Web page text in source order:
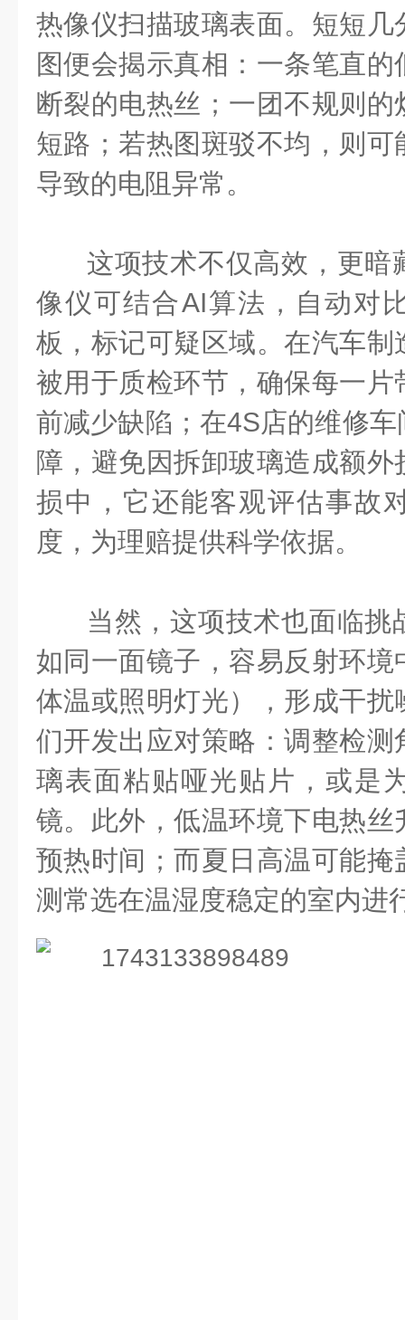
热像仪扫描玻璃表面。短短
图便会揭示真相：一条笔直
断裂的电热丝；一团不规则
短路；若热图斑驳不均，则
导致的电阻异常。
这项技术不仅高效，更暗
像仪可结合AI算法，自动对
板，标记可疑区域。在汽车
被用于质检环节，确保每一
前减少缺陷；在4S店的维修
障，避免因拆卸玻璃造成额
损中，它还能客观评估事故
度，为理赔提供科学依据。
当然，这项技术也面临挑
如同一面镜子，容易反射环
体温或照明灯光），形成干扰
们开发出应对策略：调整检
璃表面粘贴哑光贴片，或是
镜。此外，低温环境下电热
预热时间；而夏日高温可能
测常选在温湿度稳定的室内进